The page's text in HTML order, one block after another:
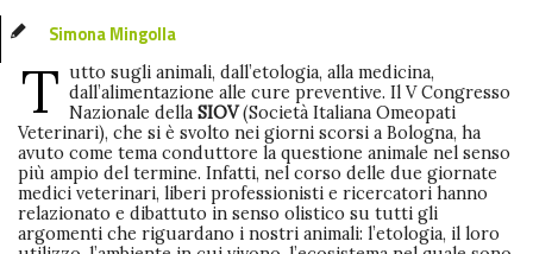
Simona Mingolla
T utto sugli animali, dall’etologia, alla medicina,
dall’alimentazione alle cure preventive. Il V Congresso
Nazionale della SIOV(Società Italiana Omeopati
Veterinari), che si è svolto nei giorni scorsi a Bologna, ha
avuto come tema conduttore la questione animale nel senso
più ampio del termine. Infatti, nel corso delle due giornate
medici veterinari, liberi professionisti e ricercatori hanno
relazionato e dibattuto in senso olistico su tutti gli
argomenti che riguardano i nostri animali: l’etologia, il loro